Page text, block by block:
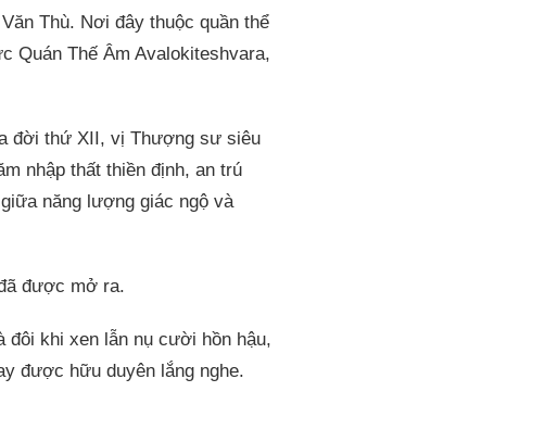
Thù. Nơi đây thuộc quần thể
Quán Thế Âm Avalokiteshvara,
đời thứ XII, vị Thượng sư siêu
nhập thất thiền định, an trú
năng lượng giác ngộ và
được mở ra.
đôi khi xen lẫn nụ cười hồn hậu,
được hữu duyên lắng nghe.